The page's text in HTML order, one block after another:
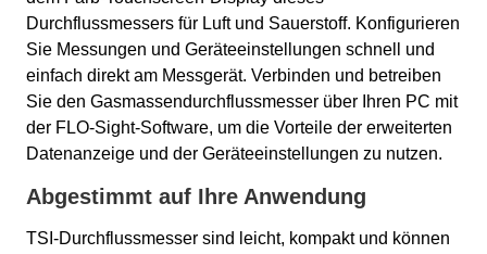
Durchflussmessers für Luft und Sauerstoff. Konfigurieren
Sie Messungen und Geräteeinstellungen schnell und
einfach direkt am Messgerät. Verbinden und betreiben
Sie den Gasmassendurchflussmesser über Ihren PC mit
der FLO-Sight-Software, um die Vorteile der erweiterten
Datenanzeige und der Geräteeinstellungen zu nutzen.
Abgestimmt auf Ihre Anwendung
TSI-Durchflussmesser sind leicht, kompakt und können